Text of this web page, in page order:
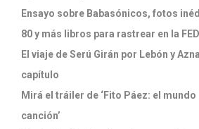
Ensayo sobre Babasónicos, fotos
80 y más libros para rastrear en la
El viaje de Serú Girán por Lebón y
capítulo
Mirá el tráiler de ‘Fito Páez: el mundo
canción’